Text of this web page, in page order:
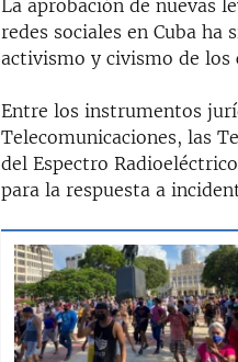
La aprobación de nuevas
redes sociales en Cuba
activismo y civismo de los
Entre los instrumentos
Telecomunicaciones, las
del Espectro
para la respuesta a